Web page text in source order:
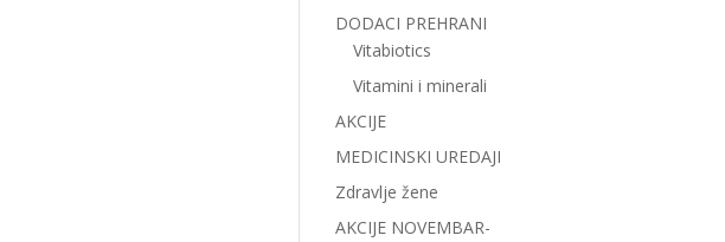
DODACI PREHRANI
Vitabiotics
Vitamini i minerali
AKCIJE
MEDICINSKI UREDAJI
Zdravlje žene
AKCIJE NOVEMBAR-